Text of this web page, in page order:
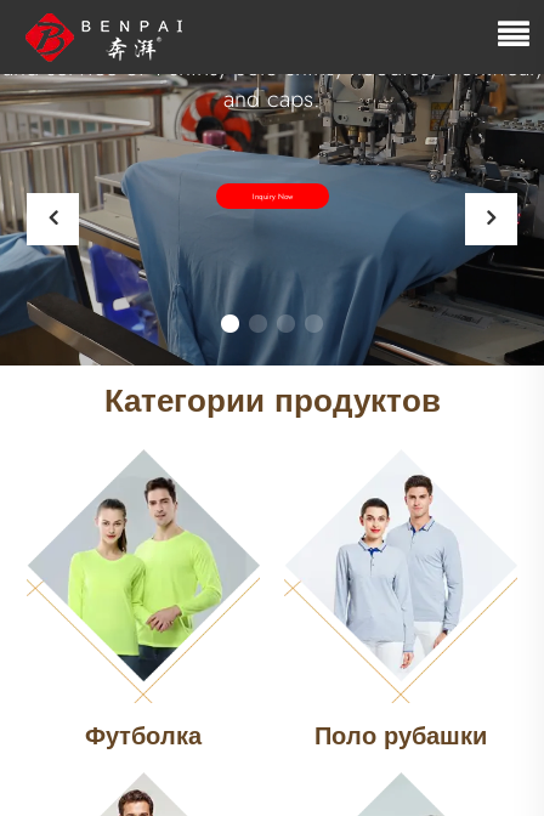
We are a manufacturer integrated with the R&D, sales,
and service of T-shirts, polo shirts, hoodies, workwear,
and caps.
Inquiry Now
Категории продуктов
Футболка Поло рубашки